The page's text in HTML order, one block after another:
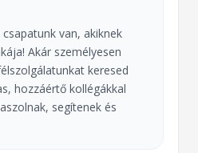
van, akiknek
Akár személyesen
keresed
hozzáértő kollégákkal
segítenek és